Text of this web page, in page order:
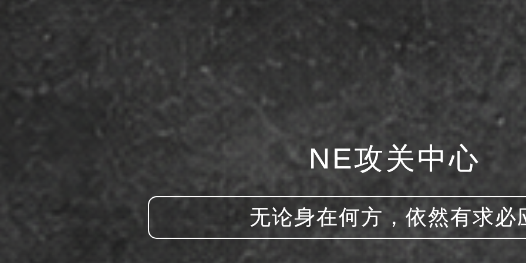
NE攻关中心
无论身在何方，依然有求必